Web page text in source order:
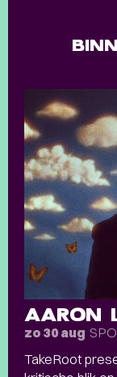
AARON
zo 30 aug
TakeRoot